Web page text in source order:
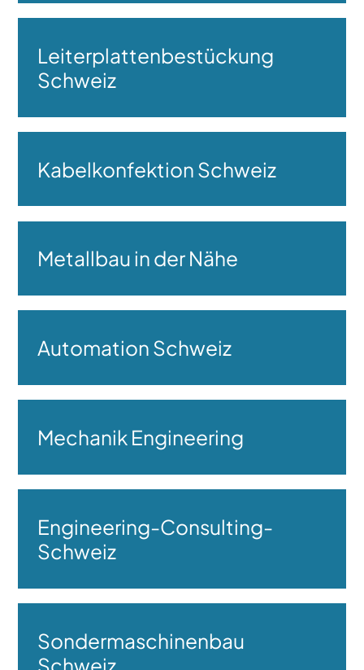
Leiterplattenbestückung
Schweiz
Kabelkonfektion Schweiz
Metallbau in der Nähe
Automation Schweiz
Mechanik Engineering
Engineering-Consulting-
Schweiz
Sondermaschinenbau
Schweiz